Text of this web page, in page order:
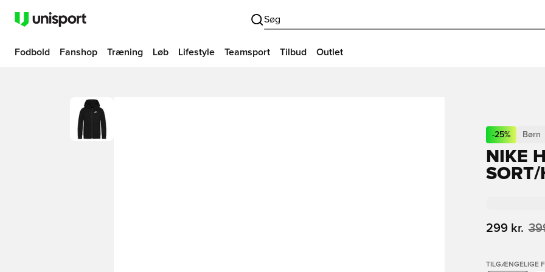
Søg
Fodbold Fanshop Træning Løb Lifestyle Teamsport Tilbud Outlet
-25% Børn
NIKE
299 kr.
TILGÆNGELIGE